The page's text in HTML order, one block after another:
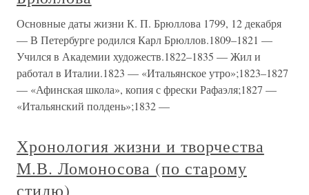
Основные даты жизни К. П. Брюллова 1799, 12 декабря
— В Петербурге родился Карл Брюллов.1809–1821 —
Учился в Академии художеств.1822–1835 — Жил и
работал в Италии.1823 — «Итальянское утро»;1823–1827
— «Афинская школа», копия с фрески Рафаэля;1827 —
«Итальянский полдень»;1832 —
Хронология жизни и творчества
М.В. Ломоносова (по старому
стилю)